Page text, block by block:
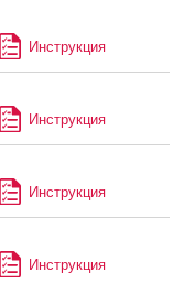
Инструкция
Инструкция
Инструкция
Инструкция